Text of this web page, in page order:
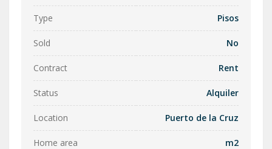
Type Pisos
Sold No
Contract Rent
Status Alquiler
Location Puerto de la Cruz
Home area m2